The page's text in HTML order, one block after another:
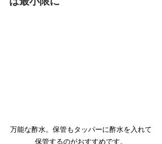
万能な酢水。保管もタッパーに酢水を入れて
保管するのがおすすめです。